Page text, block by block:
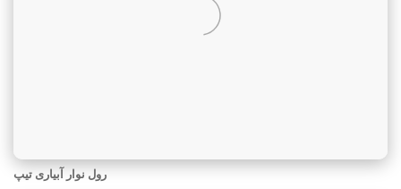
رول نوار آبیاری تیپ